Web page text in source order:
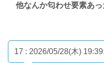
他なんか匂わせ要素あ
17 : 2026/05/28(木)